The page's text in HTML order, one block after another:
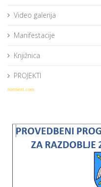
Video galerija
Manifestacije
Knjižnica
PROJEKTI
norrnext.com